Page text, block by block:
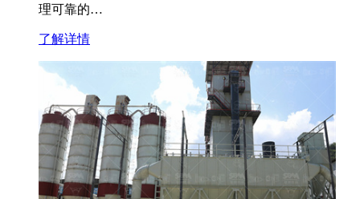
理可靠的…
了解详情